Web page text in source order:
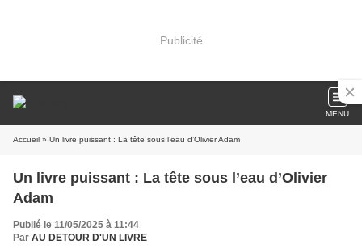
Publicité
MENU
Accueil » Un livre puissant : La tête sous l’eau d’Olivier Adam
Un livre puissant : La tête sous l’eau d’Olivier
Adam
Publié le 11/05/2025 à 11:44
Par AU DETOUR D'UN LIVRE